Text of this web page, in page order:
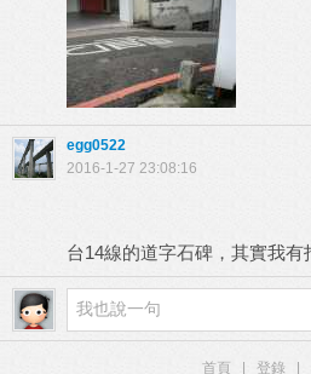
egg0522
2016-1-27 23:08:16
台14線的道字石碑，其實我有
首頁 登錄